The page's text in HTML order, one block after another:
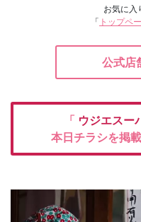
お気に入
「 トップペ
公式店
「 ウジエスー
本日チラシを掲